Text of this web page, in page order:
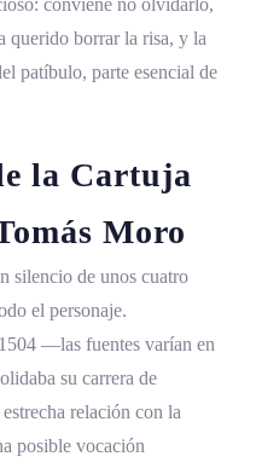
conviene no olvidarlo,
querido borrar la risa, y la
patíbulo, parte esencial de
la Cartuja
Moro
silencio de unos cuatro
el personaje.
—las fuentes varían en
su carrera de
relación con la
posible vocación